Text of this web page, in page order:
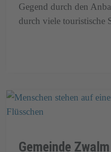
Gegend durch den
durch viele touristische
Gemeinde Zwalm